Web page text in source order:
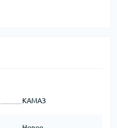
КАМАЗ